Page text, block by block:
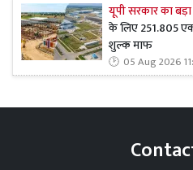
यूपी सरकार का
के लिए 251.805
शुल्क माफ
05 Aug 2026